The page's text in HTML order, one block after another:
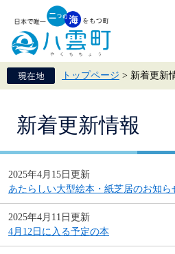
頭
で
す。
飛
ば
し
トップページ > 新着更新
新着更新情報
2025年4月15日更新
あたらしい大型絵本・紙芝居のお知ら
2025年4月11日更新
4月12日に入る予定の本